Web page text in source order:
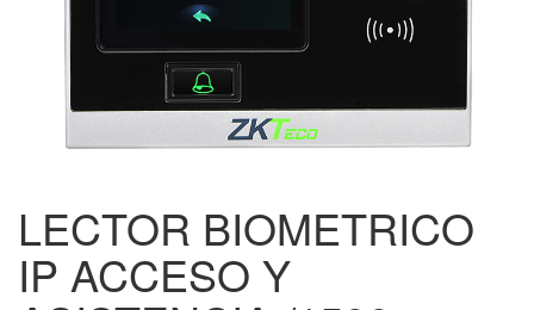
LECTOR BIOMETRICO
IP ACCESO Y